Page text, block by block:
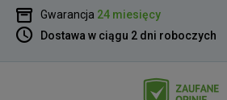
Gwarancja 24 miesięcy
Dostawa w ciągu 2 dni roboczych